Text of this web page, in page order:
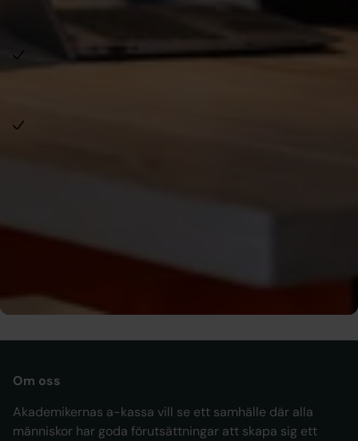
ersättningsperiod?
Har man ett avbrott i sin arbetslöshet som är kortare
perioden
Om oss
Akademikernas a-kassa vill se ett samhälle där alla
människor har goda förutsättningar att skapa sig ett